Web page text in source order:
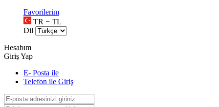
Favorilerim
TR − TL
Dil
Hesabım
Giriş Yap
E- Posta ile
Telefon ile Giriş